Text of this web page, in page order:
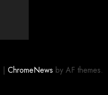
| ChromeNews by AF themes.